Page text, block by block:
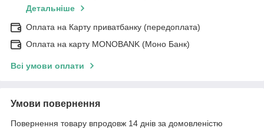
Детальніше
Оплата на Карту приватбанку (передоплата)
Оплата на карту MONOBANK (Моно Банк)
Всі умови оплати
Умови повернення
Повернення товару впродовж 14 днів за домовленістю